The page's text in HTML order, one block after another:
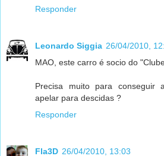
Responder
Leonardo Siggia 26/04/2010,
MAO, este carro é socio do
Precisa muito para conseguir
apelar para descidas ?
Responder
Fla3D 26/04/2010, 13:03